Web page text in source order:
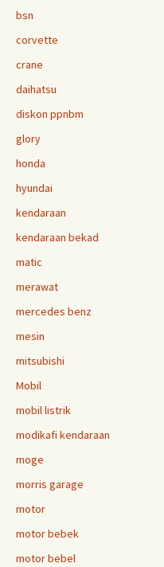
bsn
corvette
crane
daihatsu
diskon ppnbm
glory
honda
hyundai
kendaraan
kendaraan bekad
matic
merawat
mercedes benz
mesin
mitsubishi
Mobil
mobil listrik
modikafi kendaraan
moge
morris garage
motor
motor bebek
motor bebel